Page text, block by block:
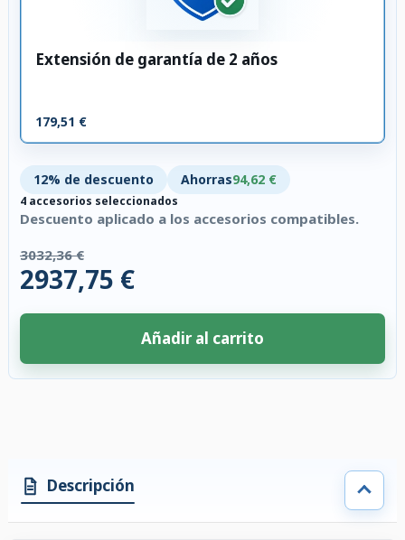
Extensión de garantía de 2 años
179,51 €
12% de descuento Ahorras94,62 €
4 accesorios seleccionados
Descuento aplicado a los accesorios compatibles.
3032,36 €
2937,75 €
Añadir al carrito
Descripción